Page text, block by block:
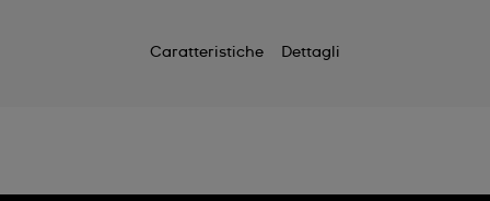
Caratteristiche Dettagli